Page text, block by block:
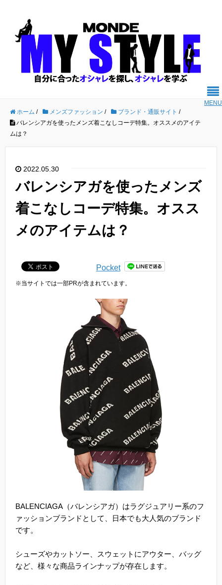
MENU
ホーム / メンズファッション / ブランド・通販サイト /
バレンシアガを使ったメンズ着こなしコーデ特集。オススメのアイテ
ムは？
2022.05.30
バレンシアガを使ったメンズ
着こなしコーデ特集。オスス
メのアイテムは？
Pocket
※当サイトでは一部PRが含まれています。
BALENCIAGA（バレンシアガ）はラグジュアリー系のフ
ァッションブランドとして、日本でも大人気のブランド
です。
シューズやカットソー、スウェットにアウター、バッグ
など、様々な商品ラインナップが存在します。